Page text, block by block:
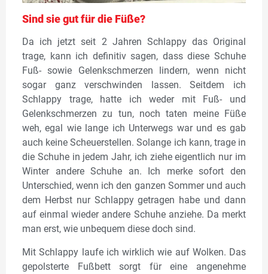
Sind sie gut für die Füße?
Da ich jetzt seit 2 Jahren Schlappy das Original
trage, kann ich definitiv sagen, dass diese Schuhe
Fuß- sowie Gelenkschmerzen lindern, wenn nicht
sogar ganz verschwinden lassen. Seitdem ich
Schlappy trage, hatte ich weder mit Fuß- und
Gelenkschmerzen zu tun, noch taten meine Füße
weh, egal wie lange ich Unterwegs war und es gab
auch keine Scheuerstellen. Solange ich kann, trage in
die Schuhe in jedem Jahr, ich ziehe eigentlich nur im
Winter andere Schuhe an. Ich merke sofort den
Unterschied, wenn ich den ganzen Sommer und auch
dem Herbst nur Schlappy getragen habe und dann
auf einmal wieder andere Schuhe anziehe. Da merkt
man erst, wie unbequem diese doch sind.
Mit Schlappy laufe ich wirklich wie auf Wolken. Das
gepolsterte Fußbett sorgt für eine angenehme